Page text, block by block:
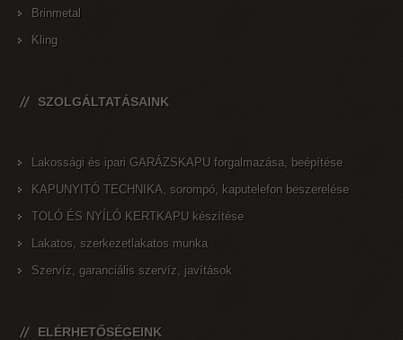
Brinmetal
Kling
SZOLGÁLTATÁSAINK
Lakossági és ipari GARÁZSKAPU forgalmazása, beépítése
KAPUNYITÓ TECHNIKA, sorompó, kaputelefon beszerelése
TOLÓ ÉS NYÍLÓ KERTKAPU készítése
Lakatos, szerkezetlakatos munka
Szervíz, garanciális szervíz, javítások
ELÉRHETŐSÉGEINK